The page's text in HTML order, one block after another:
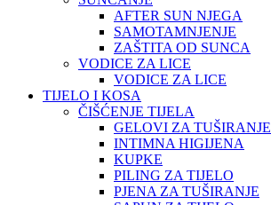
AFTER SUN NJEGA
SAMOTAMNJENJE
ZAŠTITA OD SUNCA
VODICE ZA LICE
VODICE ZA LICE
TIJELO I KOSA
ČIŠĆENJE TIJELA
GELOVI ZA TUŠIRANJE
INTIMNA HIGIJENA
KUPKE
PILING ZA TIJELO
PJENA ZA TUŠIRANJE